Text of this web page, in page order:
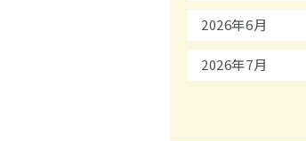
2026年6月
2026年7月